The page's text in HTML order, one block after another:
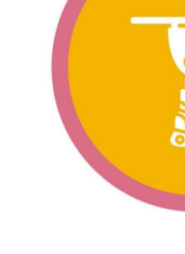
Redaktionelle Bilder
Redaktionelle Ereignisse